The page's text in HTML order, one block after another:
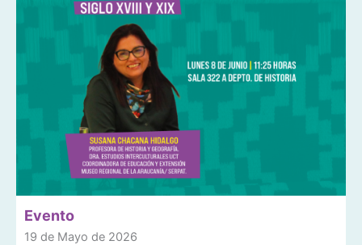
Evento
19 de Mayo de 2026